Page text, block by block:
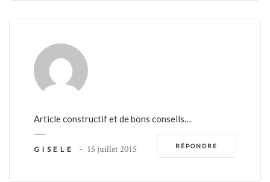
Article constructif et de bons conseils…
RÉPONDRE
GISELE - 15 juillet 2015